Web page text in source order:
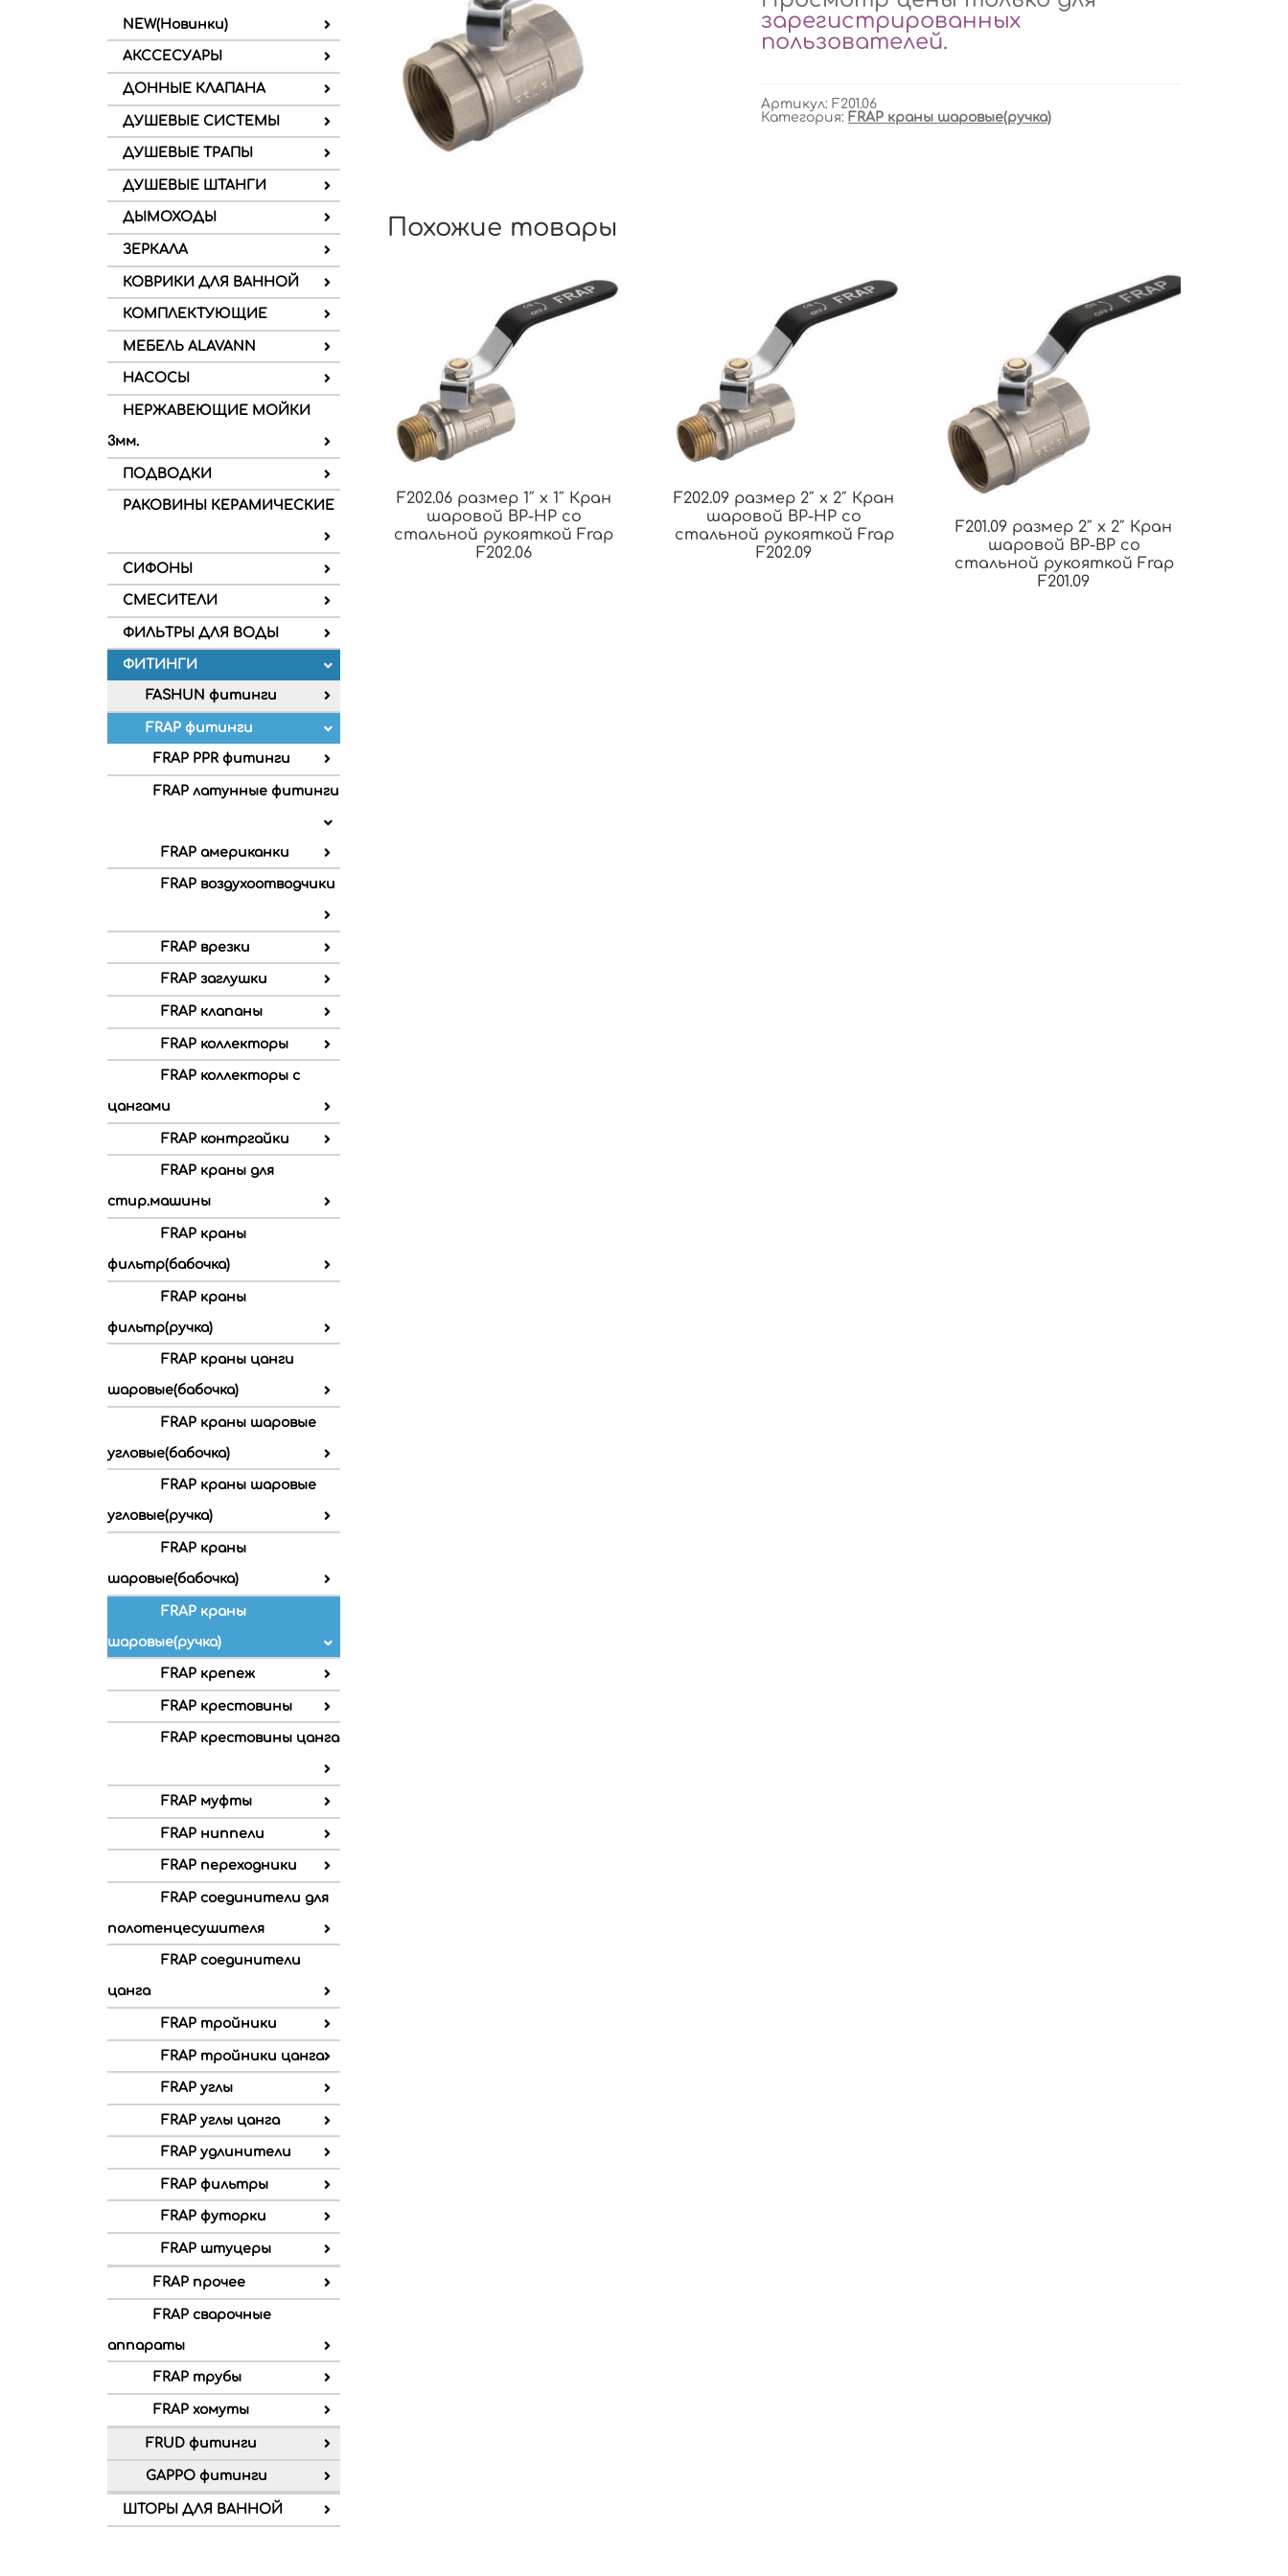
NEW(Новинки)
АКССЕСУАРЫ
ДОННЫЕ КЛАПАНА
ДУШЕВЫЕ СИСТЕМЫ
ДУШЕВЫЕ ТРАПЫ
ДУШЕВЫЕ ШТАНГИ
ДЫМОХОДЫ
ЗЕРКАЛА
КОВРИКИ ДЛЯ ВАННОЙ
КОМПЛЕКТУЮЩИЕ
МЕБЕЛЬ ALAVANN
НАСОСЫ
НЕРЖАВЕЮЩИЕ МОЙКИ
3мм.
ПОДВОДКИ
РАКОВИНЫ КЕРАМИЧЕСКИЕ
СИФОНЫ
СМЕСИТЕЛИ
ФИЛЬТРЫ ДЛЯ ВОДЫ
ФИТИНГИ
FASHUN фитинги
FRAP фитинги
FRAP PPR фитинги
FRAP латунные фитинги
FRAP американки
FRAP воздухоотводчики
FRAP врезки
FRAP заглушки
FRAP клапаны
FRAP коллекторы
FRAP коллекторы с
цангами
FRAP контргайки
FRAP краны для
стир.машины
FRAP краны
фильтр(бабочка)
FRAP краны
фильтр(ручка)
FRAP краны цанги
шаровые(бабочка)
FRAP краны шаровые
угловые(бабочка)
FRAP краны шаровые
угловые(ручка)
FRAP краны
шаровые(бабочка)
FRAP краны
шаровые(ручка)
FRAP крепеж
FRAP крестовины
FRAP крестовины цанга
FRAP муфты
FRAP ниппели
FRAP переходники
FRAP соединители для
полотенцесушителя
FRAP соединители
цанга
FRAP тройники
FRAP тройники цанга
FRAP углы
FRAP углы цанга
FRAP удлинители
FRAP фильтры
FRAP футорки
FRAP штуцеры
FRAP прочее
FRAP сварочные
аппараты
FRAP трубы
FRAP хомуты
FRUD фитинги
GAPPO фитинги
ШТОРЫ ДЛЯ ВАННОЙ
зарегистрированных
пользователей.
Артикул: F201.06
Категория: FRAP краны шаровые(ручка)
Похожие товары
F202.06 размер 1″ x 1″ Кран
шаровой ВР-НР со
стальной рукояткой Frap
F202.06
F202.09 размер 2″ x 2″ Кран
шаровой ВР-НР со
стальной рукояткой Frap
F202.09
F201.09 размер 2″ x 2″ Кран
шаровой ВР-ВР со
стальной рукояткой Frap
F201.09